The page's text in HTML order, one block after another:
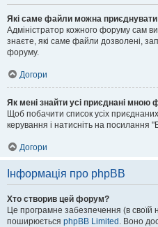
Які саме файли можна
Адміністратор кожного форуму сам
знаєте, які саме файли дозволені,
форуму.
Догори
Як мені знайти усі приєднані мною
Щоб побачити список усіх
керування і натисніть на посилання
Догори
Інформація про phpBB
Хто створив цей форум?
Це програмне забезпечення (в своїй
поширюється phpBB Limited . Воно